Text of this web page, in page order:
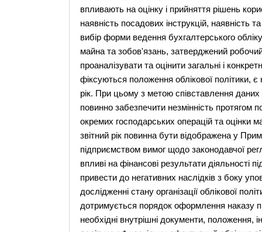
впливають на оцінку і прийняття рішень
наявність посадових інструкцій, наявність
вибір форми ведення бухгалтерського
майна та зобов'язань, затверджений
проаналізувати та оцінити загальні і
фіксуються положення облікової політики,
рік. При цьому з метою співставлення даних
повинно забезпечити незмінність протягом
окремих господарських операцій та оцінки
звітний рік повинна бути відображена у
підприємством вимог щодо законодавчої
впливі на фінансові результати діяльності
привести до негативних наслідків з боку
дослідженні стану організації облікової
дотримується порядок оформлення наказу
необхідні внутрішні документи, положення,